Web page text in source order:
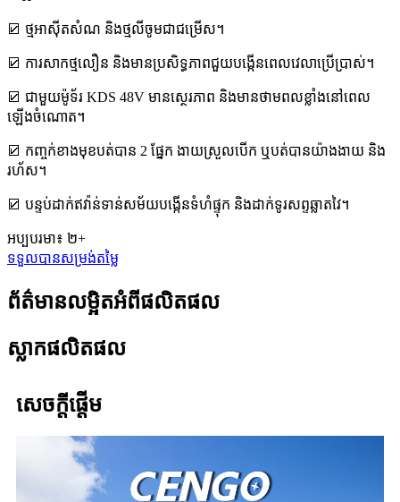
☑ ថ្មអាស៊ីតសំណ និងថ្មលីចូមជាជម្រើស។
☑ ការសាកថ្មលឿន និងមានប្រសិទ្ធភាពជួយបង្កើនពេលវេលាប្រើប្រាស់។
☑ ជាមួយម៉ូទ័រ KDS 48V មានស្ថេរភាព និងមានថាមពលខ្លាំងនៅពេល
ឡើងចំណោត។
☑ កញ្ចក់ខាងមុខបត់បាន 2 ផ្នែក ងាយស្រួលបើក ឬបត់បានយ៉ាងងាយ និង
រហ័ស។
☑ បន្ទប់ដាក់ឥវ៉ាន់ទាន់សម័យបង្កើនទំហំផ្ទុក និងដាក់ទូរសព្ទឆ្លាតវៃ។
អប្បបរមា៖ ២+
ទទួលបានសម្រង់តម្លៃ
ព័ត៌មានលម្អិតអំពីផលិតផល
ស្លាកផលិតផល
សេចក្តីផ្តើម